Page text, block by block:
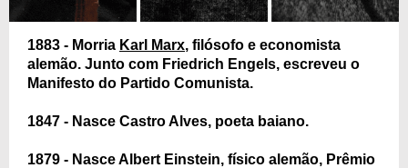
1883 - Morria Karl Marx, filósofo e economista
alemão. Junto com Friedrich Engels, escreveu o
Manifesto do Partido Comunista.
1847 - Nasce Castro Alves, poeta baiano.
1879 - Nasce Albert Einstein, físico alemão, Prêmio